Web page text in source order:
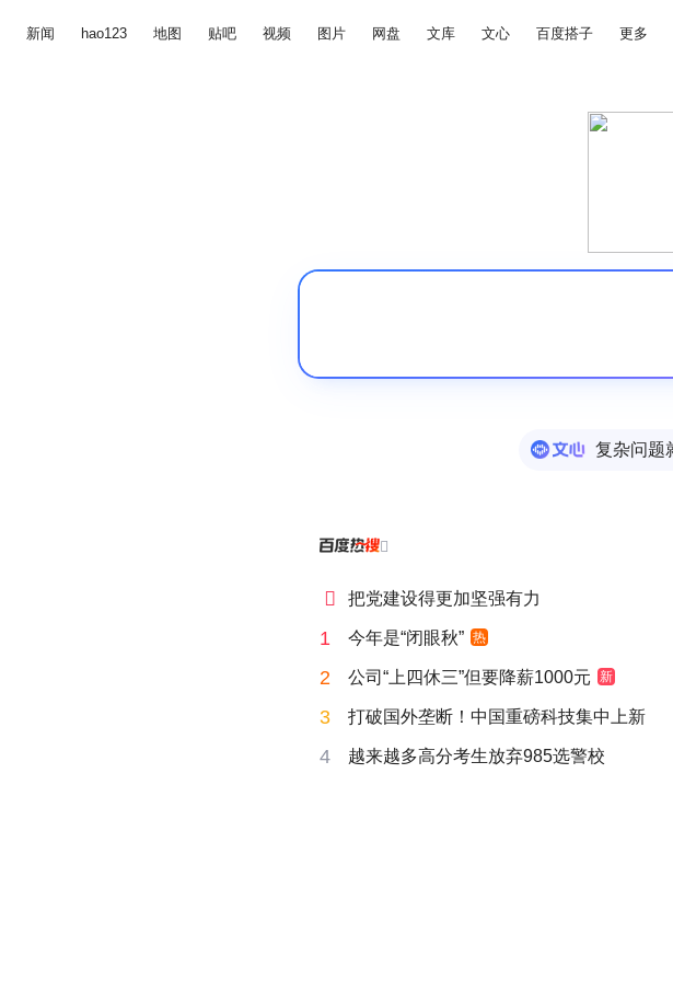
新闻 hao123 地图 贴吧 视频 图片 网盘 文库 文心 百度搭子 更多
复杂问题

 把党建设得更加坚强有力
1 今年是“闭眼秋” 热
2 公司“上四休三”但要降薪1000元 新
3 打破国外垄断！中国重磅科技集中上新
4 越来越多高分考生放弃985选警校